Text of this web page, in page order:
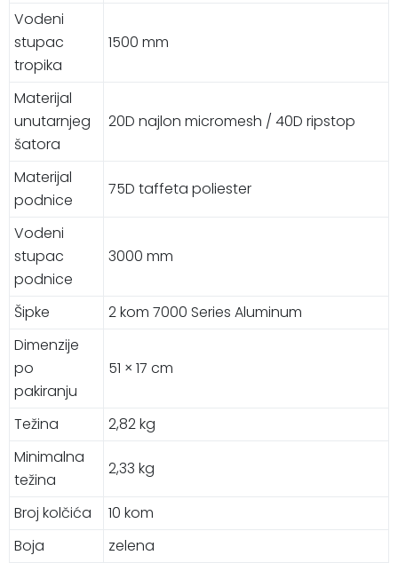
Vodeni
stupac
tropika
1500 mm
Materijal
unutarnjeg
šatora
20D najlon micromesh / 40D ripstop
Materijal
podnice
75D taffeta poliester
Vodeni
stupac
podnice
3000 mm
Šipke
2 kom 7000 Series Aluminum
Dimenzije
po
pakiranju
51 × 17 cm
Težina
2,82 kg
Minimalna
težina
2,33 kg
Broj kolčića
10 kom
Boja
zelena